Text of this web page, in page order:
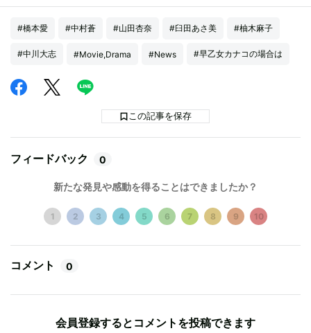
#橋本愛 #中村蒼 #山田杏奈 #臼田あさ美 #柚木麻子
#中川大志 #Movie,Drama #News #早乙女カナコの場合は
この記事を保存
フィードバック 0
新たな発見や感動を得ることはできましたか？
1 2 3 4 5 6 7 8 9 10
コメント 0
会員登録するとコメントを投稿できます